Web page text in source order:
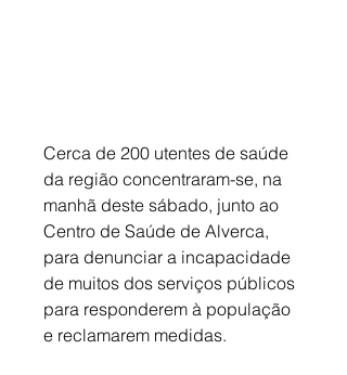
Cerca de 200 utentes de saúde
da região concentraram-se, na
manhã deste sábado, junto ao
Centro de Saúde de Alverca,
para denunciar a incapacidade
de muitos dos serviços públicos
para responderem à população
e reclamarem medidas.